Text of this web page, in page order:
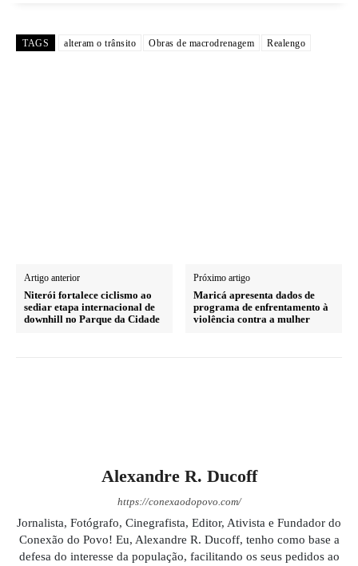
TAGS alteram o trânsito Obras de macrodrenagem Realengo
Artigo anterior
Niterói fortalece ciclismo ao
sediar etapa internacional de
downhill no Parque da Cidade
Próximo artigo
Maricá apresenta dados de
programa de enfrentamento à
violência contra a mulher
Alexandre R. Ducoff
https://conexaodopovo.com/
Jornalista, Fotógrafo, Cinegrafista, Editor, Ativista e Fundador do
Conexão do Povo! Eu, Alexandre R. Ducoff, tenho como base a
defesa do interesse da população, facilitando os seus pedidos ao